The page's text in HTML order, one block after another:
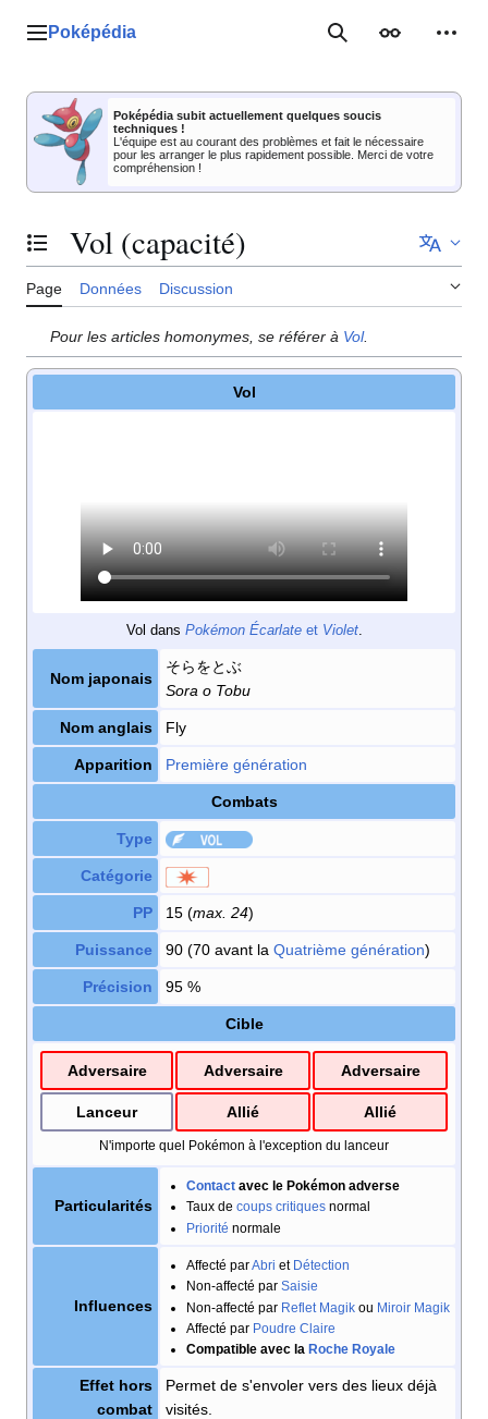
Menu principal
Poképédia RechercherApparence
Poképédia subit actuellement quelques soucis
techniques !
L'équipe est au courant des problèmes et fait le nécessaire
pour les arranger le plus rapidement possible. Merci de votre
compréhension !
Basculer la table des matières
Vol (capacité)
Page Données Discussion
Pour les articles homonymes, se référer à Vol.
Vol
Vol dans Pokémon Écarlateet Violet.
Nom japonais
そらをとぶ
Sora o Tobu
Nom anglais Fly
Apparition Première génération
Combats
Type
Catégorie
PP 15 (max. 24)
Puissance 90 (70 avant la Quatrième génération)
Précision 95 %
Cible
Adversaire Adversaire Adversaire
Lanceur Allié Allié
N'importe quel Pokémon à l'exception du lanceur
Particularités
Contactavec le Pokémon adverse
Taux de coups critiquesnormal
Priorité normale
Influences
Affecté parAbri et Détection
Non-affecté par Saisie
Non-affecté par Reflet Magikou Miroir Magik
Affecté par Poudre Claire
Compatible avec la Roche Royale
Effet hors
combat
Permet de s'envoler vers des lieux déjà
visités.